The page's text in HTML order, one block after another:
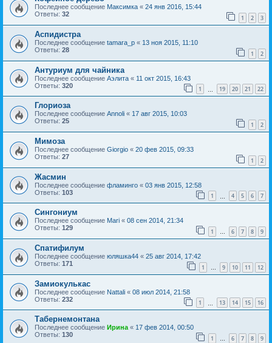
Последнее сообщение Максимка « 24 янв 2016, 15:44
Ответы: 32 1 2 3
Аспидистра
Последнее сообщение tamara_p « 13 ноя 2015, 11:10
Ответы: 28 1 2
Антуриум для чайника
Последнее сообщение Aэлита « 11 окт 2015, 16:43
Ответы: 320 1 19 20 21 22
Глориоза
Последнее сообщение Annoli « 17 авг 2015, 10:03
Ответы: 25 1 2
Мимоза
Последнее сообщение Giorgio « 20 фев 2015, 09:33
Ответы: 27 1 2
Жасмин
Последнее сообщение фламинго « 03 янв 2015, 12:58
Ответы: 103 1 4 5 6 7
Сингониум
Последнее сообщение Mari « 08 сен 2014, 21:34
Ответы: 129 1 … 6 7 8 9
Спатифилум
Последнее сообщение юляшка44 « 25 авг 2014, 17:42
Ответы: 171 1 … 9 10 11 12
Замиокулькас
Последнее сообщение Nattali « 08 июл 2014, 21:58
Ответы: 232 1 13 14 15 16
Табернемонтана
Последнее сообщение Ирина « 17 фев 2014, 00:50
Ответы: 130 1 … 6 7 8 9